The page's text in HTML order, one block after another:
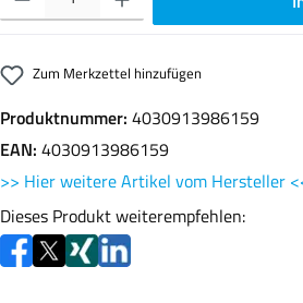
Zum Merkzettel hinzufügen
Produktnummer: 4030913986159
EAN: 4030913986159
>> Hier weitere Artikel vom Hersteller
Dieses Produkt weiterempfehlen: